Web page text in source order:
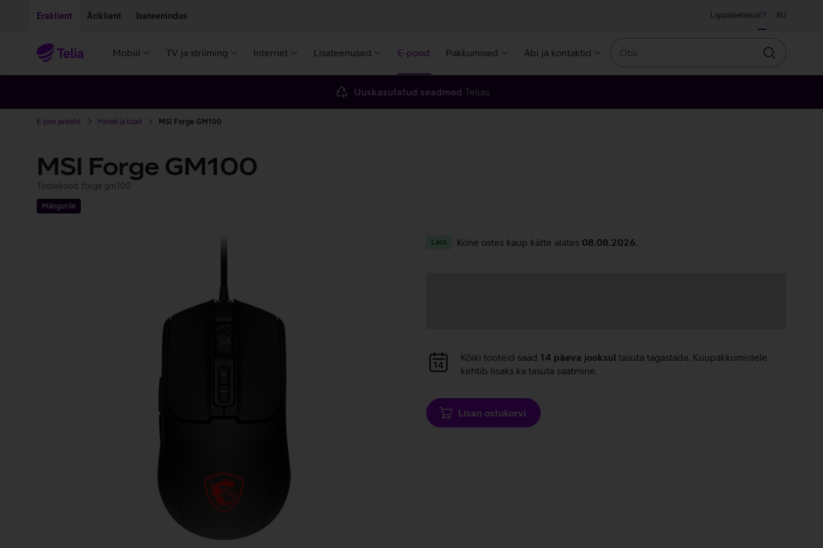
Eraklient Äriklient Iseteenindus LigipääsetavusET RU
Mobiil TV ja striiming Internet Lisateenused E-pood Pakkumised Abi ja kontaktid
Otsin
Uuskasutatud seadmed Telias
E-poe avaleht Hiired ja lisad MSI Forge GM100
MSI Forge GM100
Tootekood: forge gm100
Mängurile
Laos Kohe ostes kaup kätte alates 08.08.2026
Andmete
laadimine
Kõiki tooteid saad 14 päeva jooksul tasuta tagastada. Kuupakkumistele
kehtib lisaks ka tasuta saatmine.
Lisan ostukorvi